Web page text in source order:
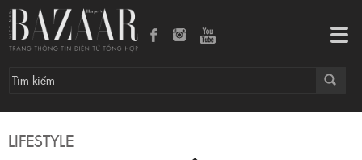
LIFESTYLE
Review top 8 bộ phim Trung Quốc hay trên Netflix